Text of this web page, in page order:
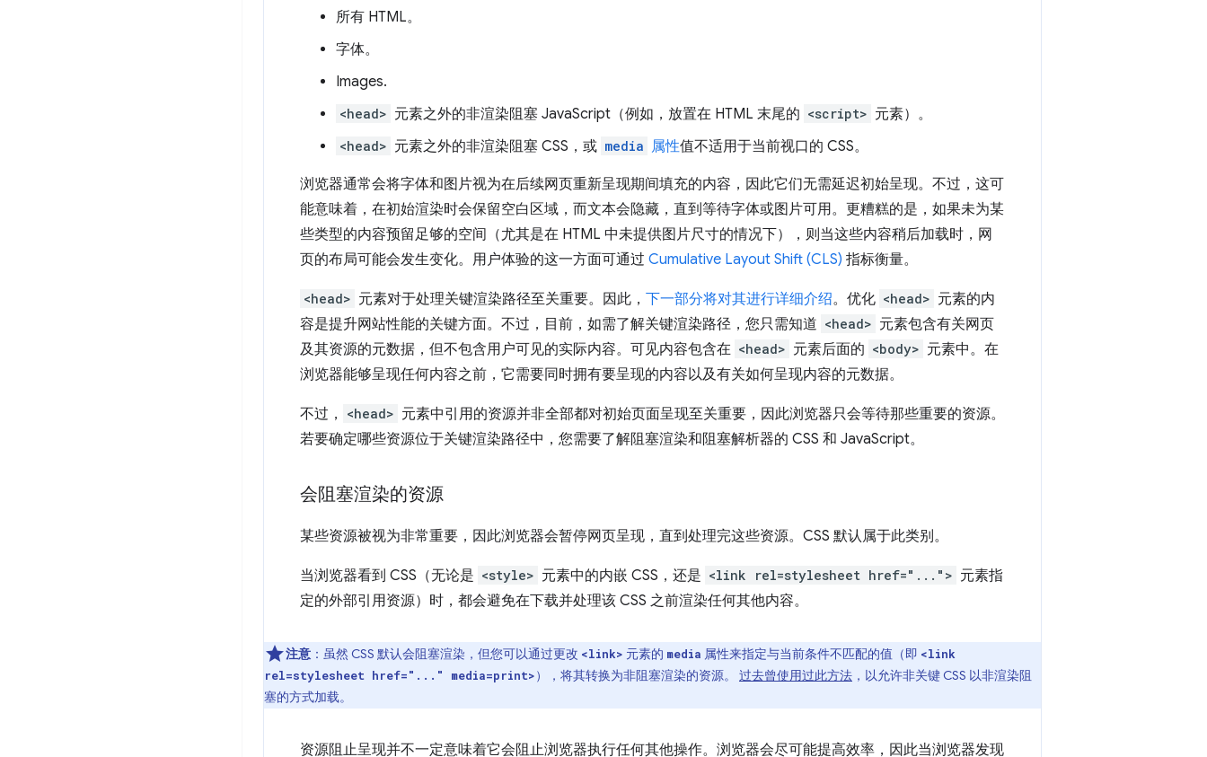
所有 HTML。
字体。
Images.
<head> 元素之外的非渲染阻塞 JavaScript（例如，放置在 HTML 末尾的 <script> 元素）。
<head> 元素之外的非渲染阻塞 CSS，或 media 属性值不适用于当前视口的 CSS。
浏览器通常会将字体和图片视为在后续网页重新呈现期间填充的内容，因此它们无需延迟初始呈现。不过，这可
能意味着，在初始渲染时会保留空白区域，而文本会隐藏，直到等待字体或图片可用。更糟糕的是，如果未为某
些类型的内容预留足够的空间（尤其是在 HTML 中未提供图片尺寸的情况下），则当这些内容稍后加载时，网
页的布局可能会发生变化。用户体验的这一方面可通过 Cumulative Layout Shift (CLS) 指标衡量。
<head> 元素对于处理关键渲染路径至关重要。因此， 下一部分将对其进行详细介绍。优化 <head> 元素的内
容是提升网站性能的关键方面。不过，目前，如需了解关键渲染路径，您只需知道 <head> 元素包含有关网页
及其资源的元数据，但不包含用户可见的实际内容。可见内容包含在 <head> 元素后面的 <body> 元素中。在
浏览器能够呈现任何内容之前，它需要同时拥有要呈现的内容以及有关如何呈现内容的元数据。
不过， <head> 元素中引用的资源并非全部都对初始页面呈现至关重要，因此浏览器只会等待那些重要的资源。
若要确定哪些资源位于关键渲染路径中，您需要了解阻塞渲染和阻塞解析器的 CSS 和 JavaScript。
会阻塞渲染的资源
某些资源被视为非常重要，因此浏览器会暂停网页呈现，直到处理完这些资源。CSS 默认属于此类别。
当浏览器看到 CSS（无论是 <style> 元素中的内嵌 CSS，还是 <link rel=stylesheet href="..."> 元素指
定的外部引用资源）时，都会避免在下载并处理该 CSS 之前渲染任何其他内容。
注意 ：虽然 CSS 默认会阻塞渲染，但您可以通过更改 <link> 元素的 media 属性来指定与当前条件不匹配的值（即 <link
rel=stylesheet href="..." media=print>），将其转换为非阻塞渲染的资源。 过去曾使用过此方法 ，以允许非关键 CSS 以非渲染阻
塞的方式加载。
资源阻止呈现并不一定意味着它会阻止浏览器执行任何其他操作。浏览器会尽可能提高效率，因此当浏览器发现